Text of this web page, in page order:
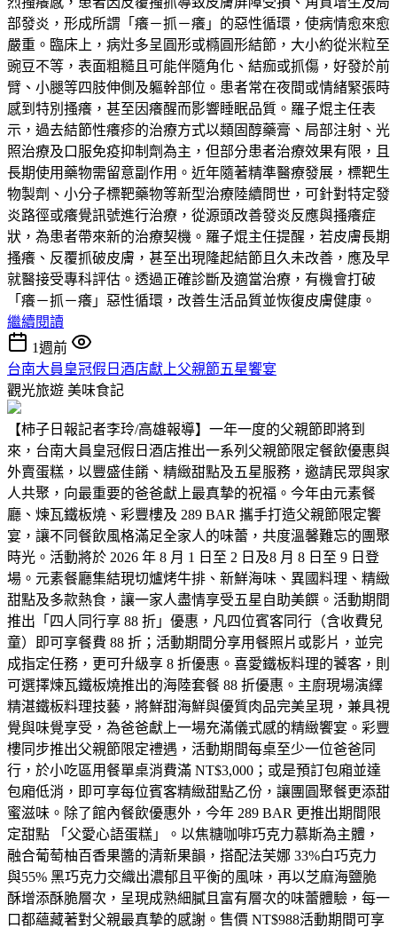
部發炎，形成所謂「癢－抓－癢」的惡性循環，使病情愈來愈
嚴重。臨床上，病灶多呈圓形或橢圓形結節，大小約從米粒至
豌豆不等，表面粗糙且可能伴隨角化、結痂或抓傷，好發於前
臂、小腿等四肢伸側及軀幹部位。患者常在夜間或情緒緊張時
感到特別搔癢，甚至因癢醒而影響睡眠品質。羅子焜主任表
示，過去結節性癢疹的治療方式以類固醇藥膏、局部注射、光
照治療及口服免疫抑制劑為主，但部分患者治療效果有限，且
長期使用藥物需留意副作用。近年隨著精準醫療發展，標靶生
物製劑、小分子標靶藥物等新型治療陸續問世，可針對特定發
炎路徑或癢覺訊號進行治療，從源頭改善發炎反應與搔癢症
狀，為患者帶來新的治療契機。羅子焜主任提醒，若皮膚長期
搔癢、反覆抓破皮膚，甚至出現隆起結節且久未改善，應及早
就醫接受專科評估。透過正確診斷及適當治療，有機會打破
「癢－抓－癢」惡性循環，改善生活品質並恢復皮膚健康。
繼續閱讀
1週前
台南大員皇冠假日酒店獻上父親節五星饗宴
觀光旅遊 美味食記
【柿子日報記者李玲/高雄報導】一年一度的父親節即將到
來，台南大員皇冠假日酒店推出一系列父親節限定餐飲優惠與
外賣蛋糕，以豐盛佳餚、精緻甜點及五星服務，邀請民眾與家
人共聚，向最重要的爸爸獻上最真摯的祝福。今年由元素餐
廳、煉瓦鐵板燒、彩豐樓及 289 BAR 攜手打造父親節限定饗
宴，讓不同餐飲風格滿足全家人的味蕾，共度溫馨難忘的團聚
時光。活動將於 2026 年 8 月 1 日至 2 日及8 月 8 日至 9 日登
場。元素餐廳集結現切爐烤牛排、新鮮海味、異國料理、精緻
甜點及多款熱食，讓一家人盡情享受五星自助美饌。活動期間
推出「四人同行享 88 折」優惠，凡四位賓客同行（含收費兒
童）即可享餐費 88 折；活動期間分享用餐照片或影片，並完
成指定任務，更可升級享 8 折優惠。喜愛鐵板料理的饕客，則
可選擇煉瓦鐵板燒推出的海陸套餐 88 折優惠。主廚現場演繹
精湛鐵板料理技藝，將鮮甜海鮮與優質肉品完美呈現，兼具視
覺與味覺享受，為爸爸獻上一場充滿儀式感的精緻饗宴。彩豐
樓同步推出父親節限定禮遇，活動期間每桌至少一位爸爸同
行，於小吃區用餐單桌消費滿 NT$3,000；或是預訂包廂並達
包廂低消，即可享每位賓客精緻甜點乙份，讓團圓聚餐更添甜
蜜滋味。除了館內餐飲優惠外，今年 289 BAR 更推出期間限
定甜點 「父愛心語蛋糕」。以焦糖咖啡巧克力慕斯為主體，
融合葡萄柚百香果醬的清新果韻，搭配法芙娜 33%白巧克力
與55% 黑巧克力交織出濃郁且平衡的風味，再以芝麻海鹽脆
酥增添酥脆層次，呈現成熟細膩且富有層次的味蕾體驗，每一
口都蘊藏著對父親最真摯的感謝。售價 NT$988活動期間可享